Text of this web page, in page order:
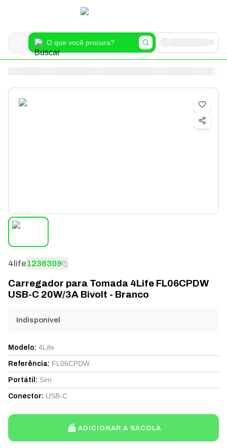
4life1236309
Carregador para Tomada 4Life FL06CPDW
USB-C 20W/3A Bivolt - Branco
Indisponível
Modelo: 4Life
Referência: FL06CPDW
Portátil : Sim
Conector: USB-C
ADICIONAR A SACOLA